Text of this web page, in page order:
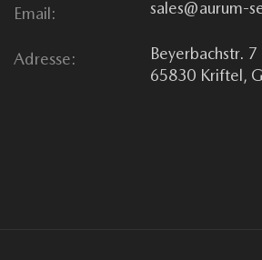
Email: sales@aurum-
Adresse:
Beyerbachstr. 7
65830 Kriftel,